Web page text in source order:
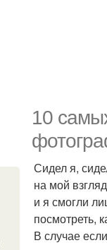
10
Сидел я,
на мой
и я смогли
посмотреть,
В случае